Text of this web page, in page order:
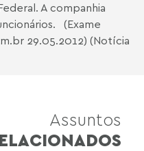
A companhia
(Exame
29.05.2012) (Notícia
Assuntos